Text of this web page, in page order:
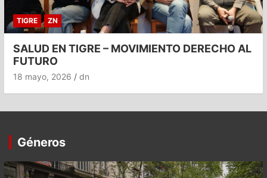
TIGRE ZN
SALUD EN TIGRE – MOVIMIENTO DERECHO AL
FUTURO
18 mayo, 2026 dn
Géneros